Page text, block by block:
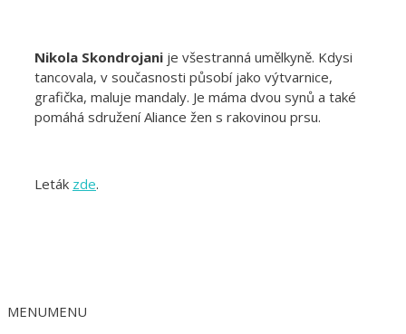
Nikola Skondrojani je všestranná umělkyně. Kdysi
tancovala, v současnosti působí jako výtvarnice,
grafička, maluje mandaly. Je máma dvou synů a také
pomáhá sdružení Aliance žen s rakovinou prsu.
Leták zde.
MENUMENU